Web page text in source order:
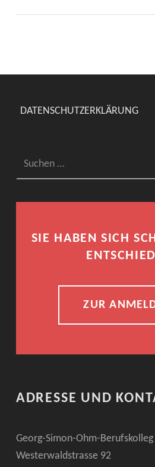
DATENSCHUTZERKLÄRUNG
SIE HABEN SICH
ZUR
ADRESSE UND
Georg-Simon-Ohm-Berufskolleg
Westerwaldstrasse 92